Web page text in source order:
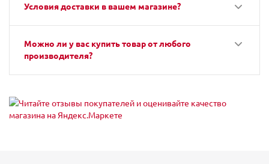
Условия доставки в вашем магазине?
Можно ли у вас купить товар от любого
производителя?